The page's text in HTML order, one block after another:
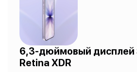
6,3-дюймовый дисплей
Retina XDR